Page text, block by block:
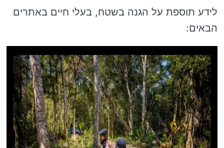
לידע תוספת על הגנה בשטח, בעלי חיים באתרים
הבאים: